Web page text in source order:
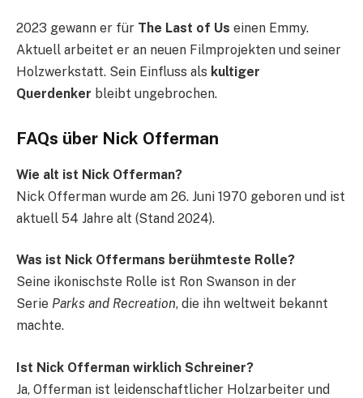
2023 gewann er für The Last of Us einen Emmy.
Aktuell arbeitet er an neuen Filmprojekten und seiner
Holzwerkstatt. Sein Einfluss als kultiger
Querdenker bleibt ungebrochen.
FAQs über Nick Offerman
Wie alt ist Nick Offerman?
Nick Offerman wurde am 26. Juni 1970 geboren und ist
aktuell 54 Jahre alt (Stand 2024).
Was ist Nick Offermans berühmteste Rolle?
Seine ikonischste Rolle ist Ron Swanson in der
Serie Parks and Recreation, die ihn weltweit bekannt
machte.
Ist Nick Offerman wirklich Schreiner?
Ja, Offerman ist leidenschaftlicher Holzarbeiter und